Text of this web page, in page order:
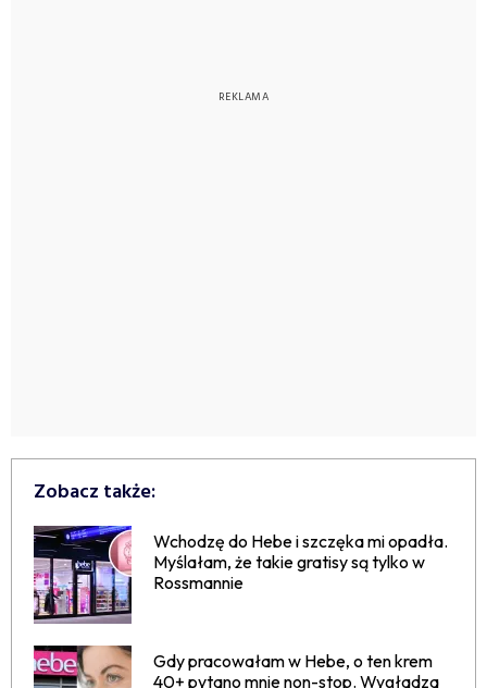
Zobacz także:
Wchodzę do Hebe i szczęka mi opadła.
Myślałam, że takie gratisy są tylko w
Rossmannie
Gdy pracowałam w Hebe, o ten krem
40+ pytano mnie non-stop. Wygładza